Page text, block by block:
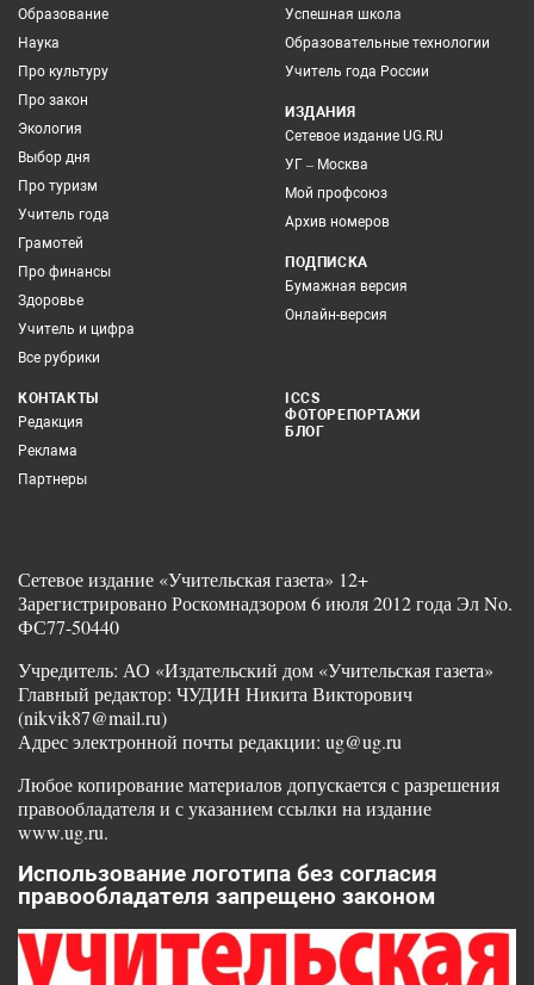
Образование
Наука
Про культуру
Про закон
Экология
Выбор дня
Про туризм
Учитель года
Грамотей
Про финансы
Здоровье
Учитель и цифра
Все рубрики
Успешная школа
Образовательные технологии
Учитель года России
ИЗДАНИЯ
Сетевое издание UG.RU
УГ – Москва
Мой профсоюз
Архив номеров
ПОДПИСКА
Бумажная версия
Онлайн-версия
КОНТАКТЫ
Редакция
Реклама
Партнеры
ICCS
ФОТОРЕПОРТАЖИ
БЛОГ
Сетевое издание «Учительская газета» 12+
Зарегистрировано Роскомнадзором 6 июля 2012 года Эл No.
ФС77-50440
Учредитель: АО «Издательский дом «Учительская газета»
Главный редактор: ЧУДИН Никита Викторович
(nikvik87@mail.ru)
Адрес электронной почты редакции: ug@ug.ru
Любое копирование материалов допускается с разрешения
правообладателя и с указанием ссылки на издание
www.ug.ru.
Использование логотипа без согласия
правообладателя запрещено законом